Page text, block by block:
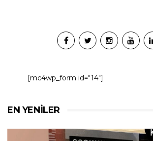
[mc4wp_form id="14"]
EN YENILER